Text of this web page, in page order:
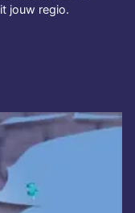
jouw regio.